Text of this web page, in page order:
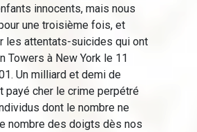
innocents, mais nous
une troisième fois, et
les attentats-suicides qui ont
Towers à New York le 11
Un milliard et demi de
payé cher le crime perpétré
dont le nombre ne
nombre des doigts dès nos